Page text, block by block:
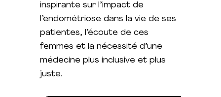
inspirante sur l’impact de
l’endométriose dans la vie de ses
patientes, l’écoute de ces
femmes et la nécessité d’une
médecine plus inclusive et plus
juste.